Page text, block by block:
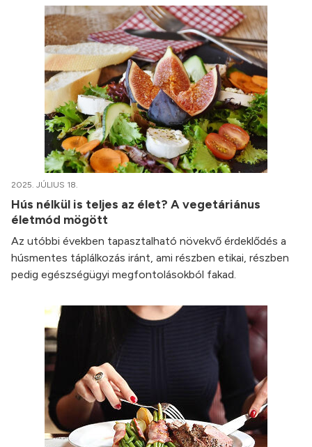
2025. JÚLIUS 18.
Hús nélkül is teljes az élet? A vegetáriánus
életmód mögött
Az utóbbi években tapasztalható növekvő érdeklődés a
húsmentes táplálkozás iránt, ami részben etikai, részben
pedig egészségügyi megfontolásokból fakad.